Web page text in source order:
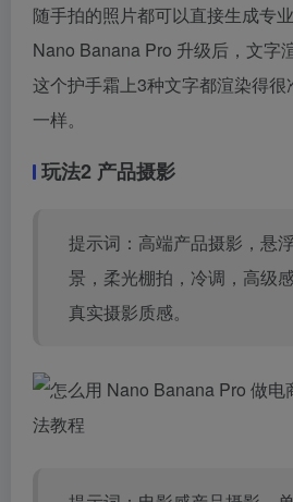
随手拍的照片都可以直接生成专
Nano Banana Pro 升级后，文字
这个护手霜上3种文字都渲染得
一样。
玩法2 产品摄影
提示词：高端产品摄影，悬
景，柔光棚拍，冷调，高级
真实摄影质感。